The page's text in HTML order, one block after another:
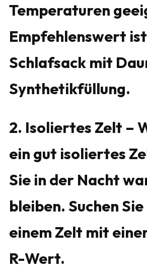
Temperaturen
Empfehlenswert
Schlafsack mit
Synthetikfüllung.
2. Isoliertes Zelt –
ein gut isoliertes
Sie in der Nacht
bleiben. Suchen
einem Zelt mit
R-Wert.